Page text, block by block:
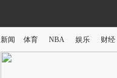
新闻 体育 NBA 娱乐 财经